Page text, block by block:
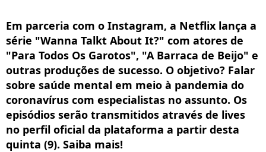
Em parceria com o Instagram, a Netflix lança a
série "Wanna Talkt About It?" com atores de
"Para Todos Os Garotos", "A Barraca de Beijo" e
outras produções de sucesso. O objetivo? Falar
sobre saúde mental em meio à pandemia do
coronavírus com especialistas no assunto. Os
episódios serão transmitidos através de lives
no perfil oficial da plataforma a partir desta
quinta (9). Saiba mais!